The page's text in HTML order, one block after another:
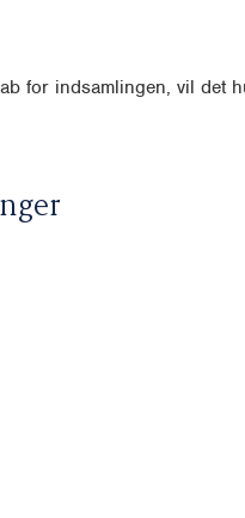
for indsamlingen, vil det